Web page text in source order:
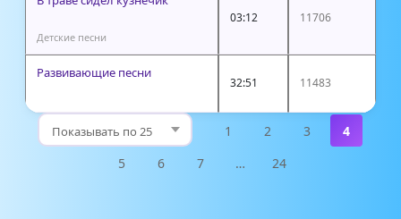
Детские песни
03:12 11706
Развивающие песни
32:51 11483
1 2 3
4
5
6 7 … 24